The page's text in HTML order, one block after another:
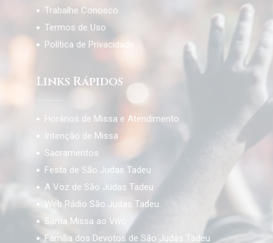
Trabalhe Conosco
Termos de Uso
Política de Privacidade
Links Rápidos
Horários de Missa e Atendimento
Intenção de Missa
Sacramentos
Festa de São Judas Tadeu
A Voz de São Judas Tadeu
Web Rádio São Judas Tadeu
Santa Missa ao Vivo
Família dos Devotos de São Judas Tadeu